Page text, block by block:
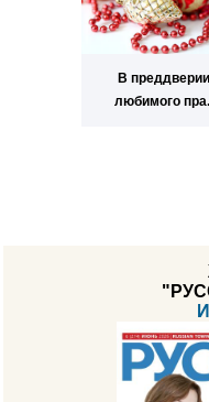
В преддверии
любимого